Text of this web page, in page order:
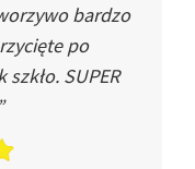
bardzo
po
SUPER